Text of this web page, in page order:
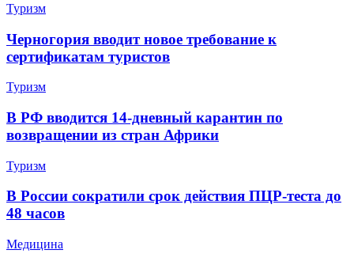
Туризм
Черногория вводит новое требование к
сертификатам туристов
Туризм
В РФ вводится 14-дневный карантин по
возвращении из стран Африки
Туризм
В России сократили срок действия ПЦР-теста до
48 часов
Медицина